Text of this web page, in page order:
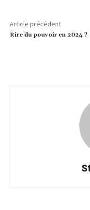
Article précédent
Rire du pouvoir en 2024 ?